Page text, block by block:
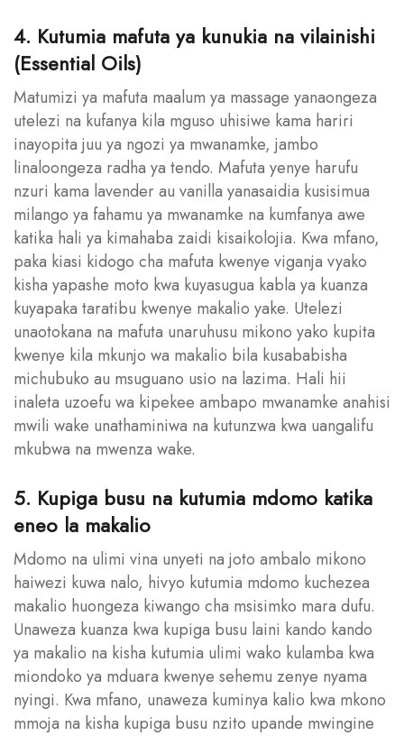
4. Kutumia mafuta ya kunukia na vilainishi
(Essential Oils)
Matumizi ya mafuta maalum ya massage yanaongeza
utelezi na kufanya kila mguso uhisiwe kama hariri
inayopita juu ya ngozi ya mwanamke, jambo
linaloongeza radha ya tendo. Mafuta yenye harufu
nzuri kama lavender au vanilla yanasaidia kusisimua
milango ya fahamu ya mwanamke na kumfanya awe
katika hali ya kimahaba zaidi kisaikolojia. Kwa mfano,
paka kiasi kidogo cha mafuta kwenye viganja vyako
kisha yapashe moto kwa kuyasugua kabla ya kuanza
kuyapaka taratibu kwenye makalio yake. Utelezi
unaotokana na mafuta unaruhusu mikono yako kupita
kwenye kila mkunjo wa makalio bila kusababisha
michubuko au msuguano usio na lazima. Hali hii
inaleta uzoefu wa kipekee ambapo mwanamke anahisi
mwili wake unathaminiwa na kutunzwa kwa uangalifu
mkubwa na mwenza wake.
5. Kupiga busu na kutumia mdomo katika
eneo la makalio
Mdomo na ulimi vina unyeti na joto ambalo mikono
haiwezi kuwa nalo, hivyo kutumia mdomo kuchezea
makalio huongeza kiwango cha msisimko mara dufu.
Unaweza kuanza kwa kupiga busu laini kando kando
ya makalio na kisha kutumia ulimi wako kulamba kwa
miondoko ya mduara kwenye sehemu zenye nyama
nyingi. Kwa mfano, unaweza kuminya kalio kwa mkono
mmoja na kisha kupiga busu nzito upande mwingine